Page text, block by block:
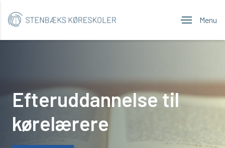
Menu
Efteruddannelse til
kørelærere